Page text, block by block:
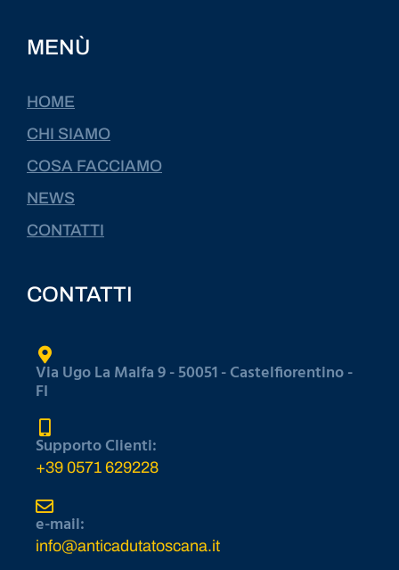
MENÙ
HOME
CHI SIAMO
COSA FACCIAMO
NEWS
CONTATTI
CONTATTI
Via Ugo La Malfa 9 - 50051 - Castelfiorentino -
FI
Supporto Clienti:
+39 0571 629228
e-mail:
info@anticadutatoscana.it